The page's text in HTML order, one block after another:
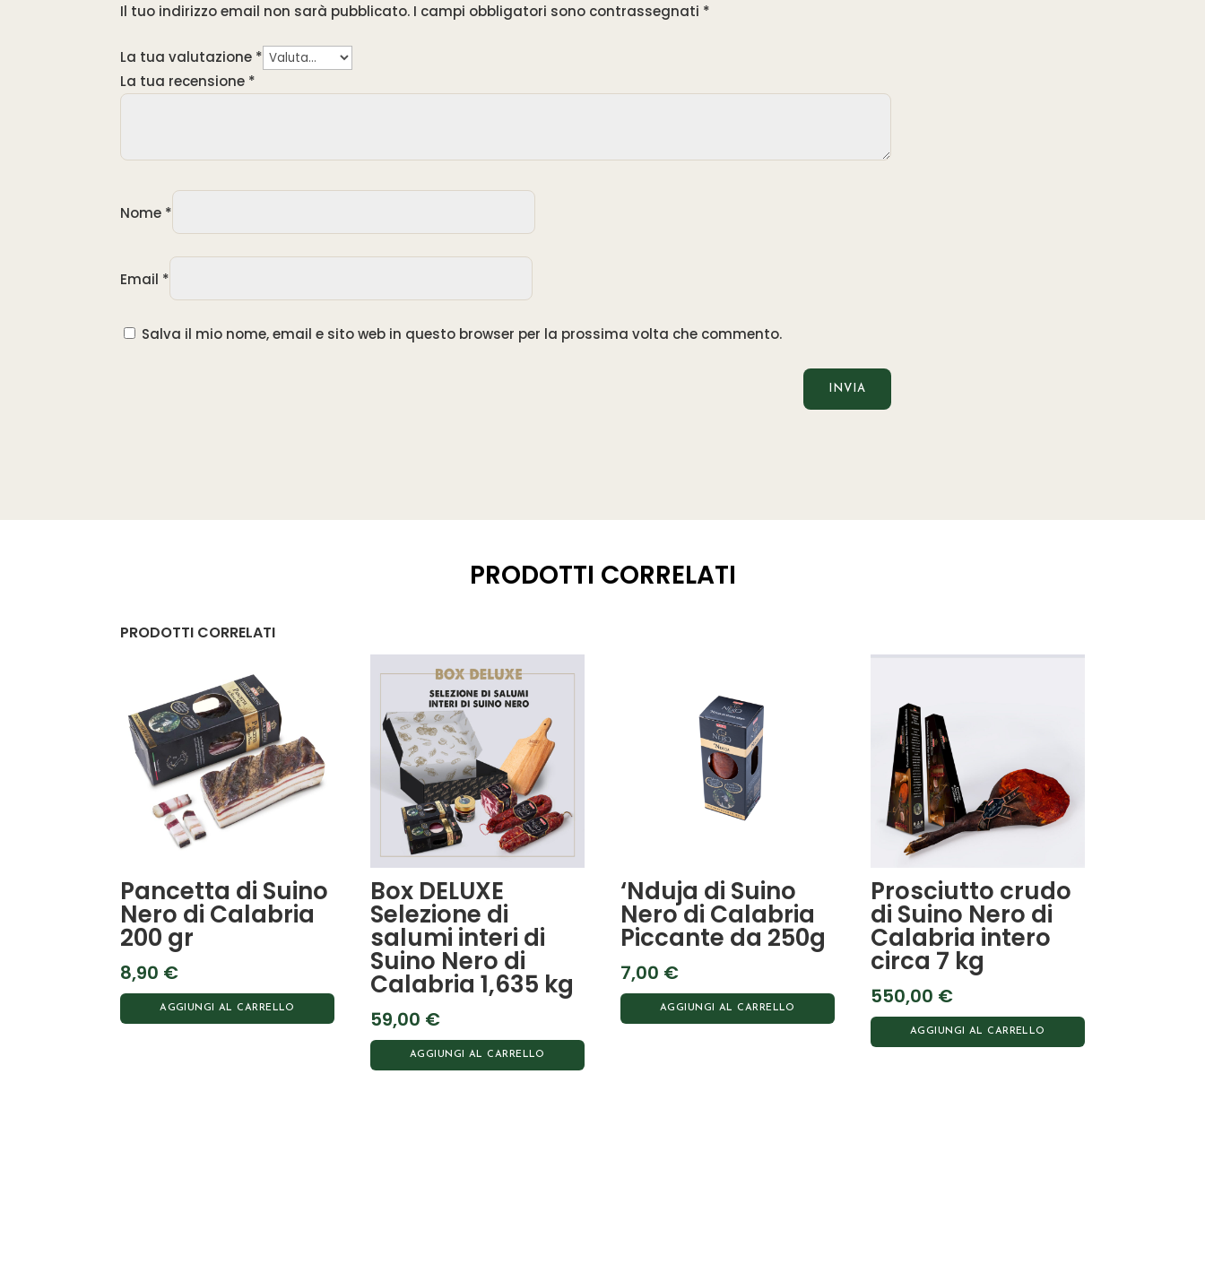
Il tuo indirizzo email non sarà pubblicato. I campi obbligatori sono contrassegnati *
La tua valutazione *
La tua recensione *
Nome *
Email *
Salva il mio nome, email e sito web in questo browser per la prossima volta che commento.
PRODOTTI CORRELATI
PRODOTTI CORRELATI
Pancetta di Suino
Nero di Calabria
200 gr
8,90 €
AGGIUNGI AL CARRELLO
Box DELUXE
Selezione di
salumi interi di
Suino Nero di
Calabria 1,635 kg
59,00 €
AGGIUNGI AL CARRELLO
‘Nduja di Suino
Nero di Calabria
Piccante da 250g
7,00 €
AGGIUNGI AL CARRELLO
Prosciutto crudo
di Suino Nero di
Calabria intero
circa 7 kg
550,00 €
AGGIUNGI AL CARRELLO